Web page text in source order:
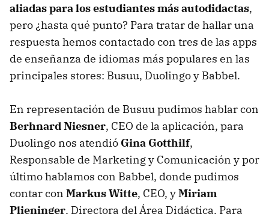
aliadas para los estudiantes más autodidactas,
pero ¿hasta qué punto? Para tratar de hallar una
respuesta hemos contactado con tres de las apps
de enseñanza de idiomas más populares en las
principales stores: Busuu, Duolingo y Babbel.
En representación de Busuu pudimos hablar con
Berhnard Niesner, CEO de la aplicación, para
Duolingo nos atendió Gina Gotthilf,
Responsable de Marketing y Comunicación y por
último hablamos con Babbel, donde pudimos
contar con Markus Witte, CEO, yMiriam
Plieninger, Directora del Área Didáctica. Para